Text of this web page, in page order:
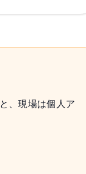
、現場は個人ア